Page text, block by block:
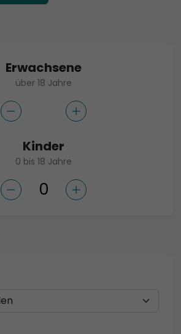
Erwachsene
über 18 Jahre
Kinder
0 bis 18 Jahre